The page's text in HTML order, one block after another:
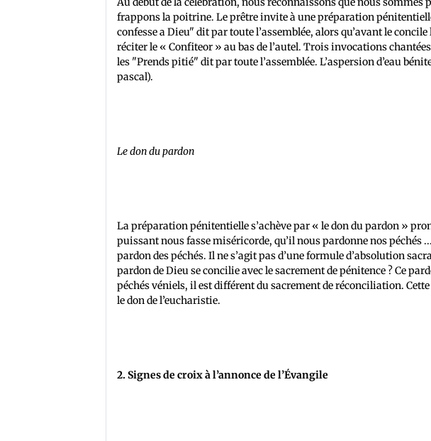
frappons la poitrine. Le prêtre invite à une préparation
confesse a Dieu" dit par toute l’assemblée, alors qu’avant le
réciter le « Confiteor » au bas de l’autel. Trois invocations
les "Prends pitié" dit par toute l’assemblée. L’aspersion d’eau
pascal).
Le don du pardon
La préparation pénitentielle s’achève par « le don du pardon »
puissant nous fasse miséricorde, qu’il nous pardonne nos
pardon des péchés. Il ne s’agit pas d’une formule d’absolution
pardon de Dieu se concilie avec le sacrement de pénitence ? Ce
péchés véniels, il est différent du sacrement de réconciliation.
le don de l’eucharistie.
2. Signes de croix à l’annonce de l’Évangile